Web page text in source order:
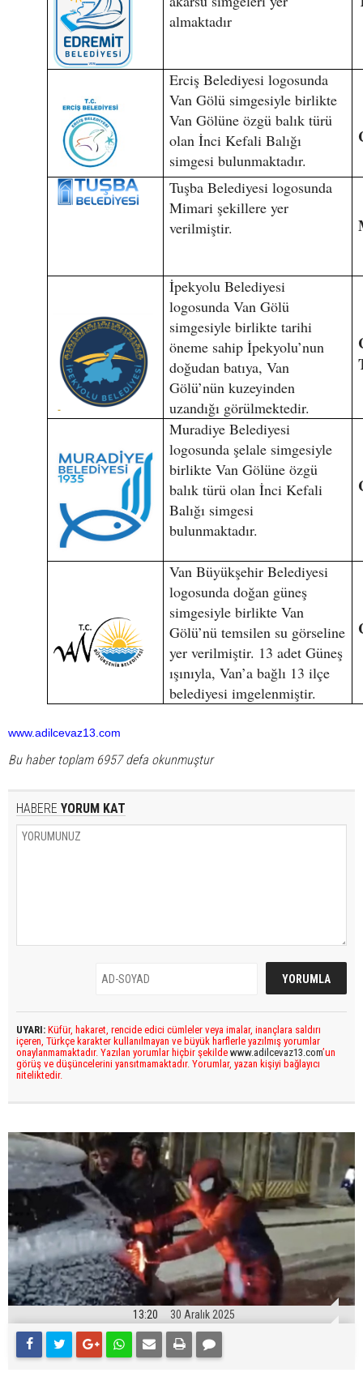
almaktadır
Erciş Belediyesi logosunda
Van Gölü simgesiyle birlikte
Van Gölüne özgü balık türü
olan İnci Kefali Balığı
simgesi bulunmaktadır.
Tuşba Belediyesi logosunda
Mimari şekillere yer
verilmiştir.
İpekyolu Belediyesi
logosunda Van Gölü
simgesiyle birlikte tarihi
öneme sahip İpekyolu’nun
doğudan batıya, Van
Gölü’nün kuzeyinden
uzandığı görülmektedir.
Muradiye Belediyesi
logosunda şelale simgesiyle
birlikte Van Gölüne özgü
balık türü olan İnci Kefali
Balığı simgesi
bulunmaktadır.
Van Büyükşehir Belediyesi
logosunda doğan güneş
simgesiyle birlikte Van
Gölü’nü temsilen su görseline
yer verilmiştir. 13 adet Güneş
ışınıyla, Van’a bağlı 13 ilçe
belediyesi imgelenmiştir.
www.adilcevaz13.com
Bu haber toplam 6957 defa okunmuştur
HABERE YORUM KAT
UYARI: Küfür, hakaret, rencide edici cümleler veya imalar, inançlara saldırı
içeren, Türkçe karakter kullanılmayan ve büyük harflerle yazılmış yorumlar
onaylanmamaktadır. Yazılan yorumlar hiçbir şekilde www.adilcevaz13.com’un
görüş ve düşüncelerini yansıtmamaktadır. Yorumlar, yazan kişiyi bağlayıcı
niteliktedir.
13:20 30 Aralık 2025